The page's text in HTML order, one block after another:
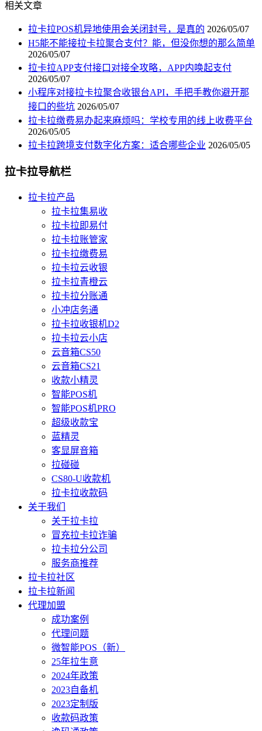
相关文章
拉卡拉POS机异地使用会关闭封号，是真的 2026/05/07
H5能不能接拉卡拉聚合支付？能，但没你想的那么简单
2026/05/07
拉卡拉APP支付接口对接全攻略，APP内唤起支付
2026/05/07
小程序对接拉卡拉聚合收银台API，手把手教你避开那
接口的些坑 2026/05/07
拉卡拉缴费易办起来麻烦吗：学校专用的线上收费平台
2026/05/05
拉卡拉跨境支付数字化方案：适合哪些企业 2026/05/05
拉卡拉导航栏
拉卡拉产品
拉卡拉集易收
拉卡拉即易付
拉卡拉账管家
拉卡拉缴费易
拉卡拉云收银
拉卡拉青橙云
拉卡拉分账通
小冲店务通
拉卡拉收银机D2
拉卡拉云小店
云音箱CS50
云音箱CS21
收款小精灵
智能POS机
智能POS机PRO
超级收款宝
蓝精灵
客显屏音箱
拉碰碰
CS80-U收款机
拉卡拉收款码
关于我们
关于拉卡拉
冒充拉卡拉诈骗
拉卡拉分公司
服务商推荐
拉卡拉社区
拉卡拉新闻
代理加盟
成功案例
代理问题
微智能POS（新）
25年拉生意
2024年政策
2023自备机
2023定制版
收款码政策